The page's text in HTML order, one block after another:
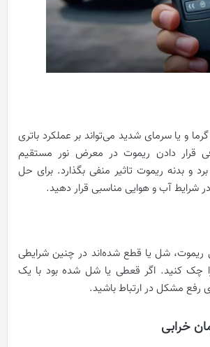
و یا سرمای شدید می‌تواند بر عملکرد باتری
قرار دادن ریموت در معرض نور مستقیم
و بدنه ریموت تاثیر منفی بگذارد. برای حل
شرایط آب و هوایی مناسبی قرار دهید.
شل یا قطع شده‌اند در چنین شرایطی
چک کنید. اگر قعطی یا شل شده بود با یک
مشکل در ارتباط باشید.
خرابی